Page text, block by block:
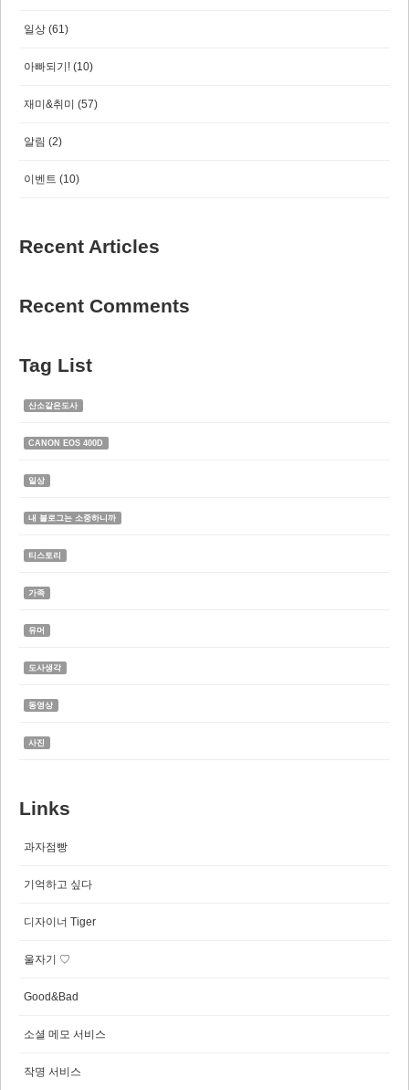
일상 (61)
아빠되기! (10)
재미&취미 (57)
알림 (2)
이벤트 (10)
Recent Articles
Recent Comments
Tag List
산소같은도사
CANON EOS 400D
일상
내 블로그는 소중하니까
티스토리
가족
유머
도사생각
동영상
사진
Links
과자점빵
기억하고 싶다
디자이너 Tiger
울자기 ♡
Good&Bad
소셜 메모 서비스
작명 서비스